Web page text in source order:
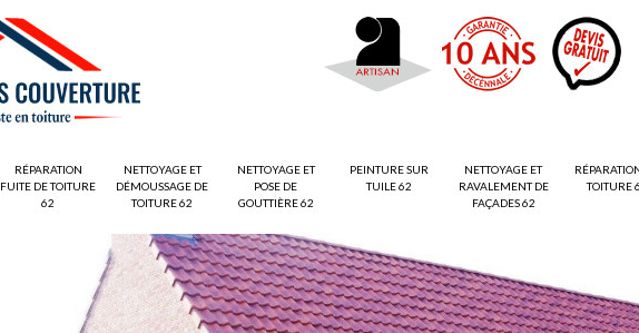
RÉPARATION
FUITE DE TOITURE
62
NETTOYAGE ET
DÉMOUSSAGE DE
TOITURE 62
NETTOYAGE ET
POSE DE
GOUTTIÈRE 62
PEINTURE SUR
TUILE 62
NETTOYAGE ET
RAVALEMENT DE
FAÇADES 62
TOITURE